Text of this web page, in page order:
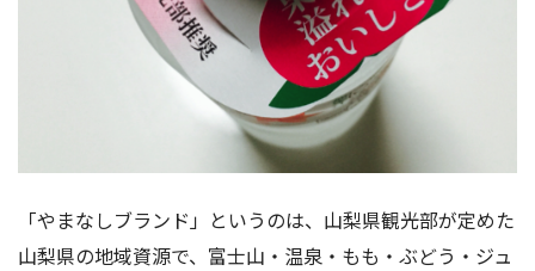
「やまなしブランド」というのは、山梨県観光部が定めた
山梨県の地域資源で、富士山・温泉・もも・ぶどう・ジュ